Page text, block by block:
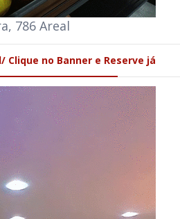
786 Areal
Clique no Banner e Reserve já